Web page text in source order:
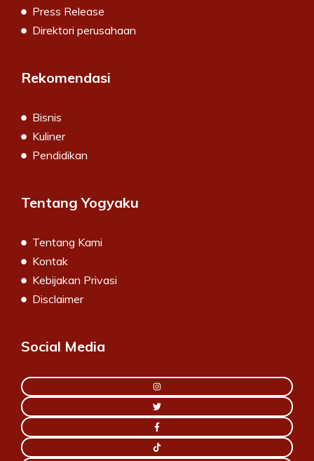
Press Release
Direktori perusahaan
Rekomendasi
Bisnis
Kuliner
Pendidikan
Tentang Yogyaku
Tentang Kami
Kontak
Kebijakan Privasi
Disclaimer
Social Media